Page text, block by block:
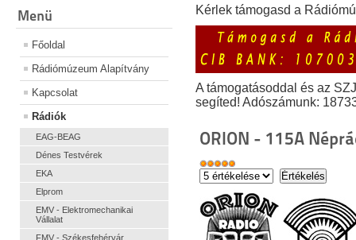
Menü
Főoldal
Rádiómúzeum Alapítvány
Kapcsolat
Rádiók
EAG-BEAG
Dénes Testvérek
EKA
Elprom
EMV - Elektromechanikai
Vállalat
FMV - Székesfehérvár
Kérlek támogasd a
A támogatásoddal és az
segíted! Adószámunk:
ORION - 115A